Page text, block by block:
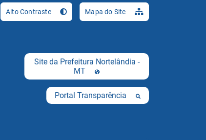
Alto Contraste Mapa do Site
Site da Prefeitura Nortelândia -
MT
Portal Transparência